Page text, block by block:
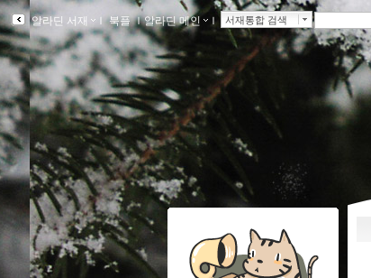
알라딘 서재 ｌ북플ｌ알라딘 메인 ｌ 서재통합 검색